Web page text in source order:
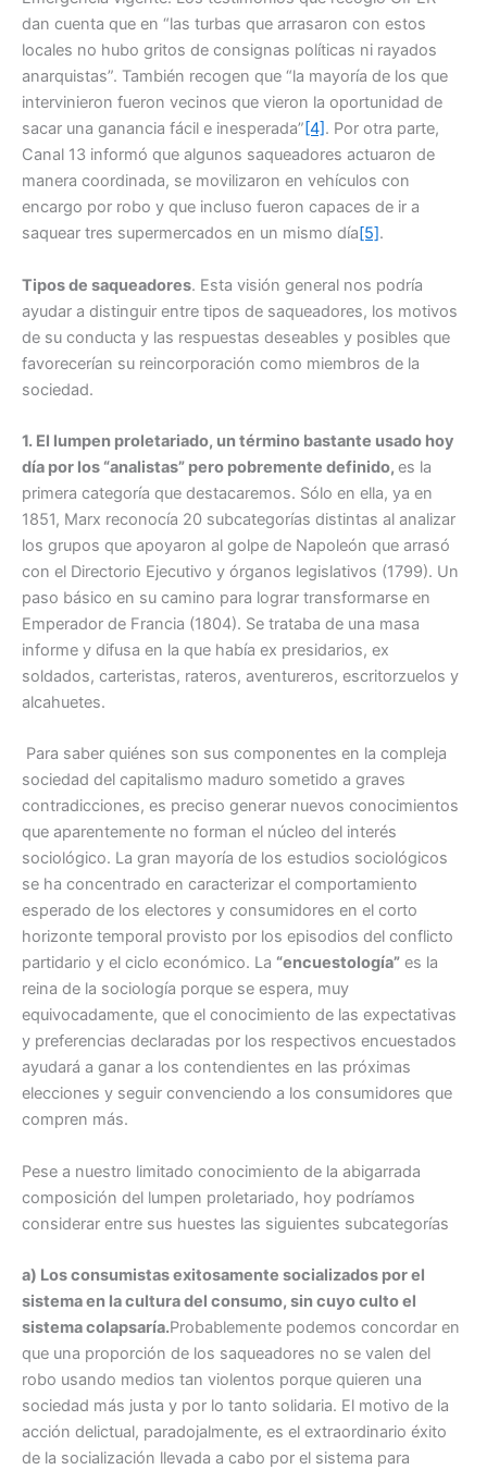
dan cuenta que en “las turbas que arrasaron con estos
locales no hubo gritos de consignas políticas ni rayados
anarquistas”. También recogen que “la mayoría de los que
intervinieron fueron vecinos que vieron la oportunidad de
sacar una ganancia fácil e inesperada” [4] . Por otra parte,
Canal 13 informó que algunos saqueadores actuaron de
manera coordinada, se movilizaron en vehículos con
encargo por robo y que incluso fueron capaces de ir a
saquear tres supermercados en un mismo día[5].
Tipos de saqueadores. Esta visión general nos podría
ayudar a distinguir entre tipos de saqueadores, los motivos
de su conducta y las respuestas deseables y posibles que
favorecerían su reincorporación como miembros de la
sociedad.
1. El lumpen proletariado, un término bastante usado hoy
día por los “analistas” pero pobremente definido, es la
primera categoría que destacaremos. Sólo en ella, ya en
1851, Marx reconocía 20 subcategorías distintas al analizar
los grupos que apoyaron al golpe de Napoleón que arrasó
con el Directorio Ejecutivo y órganos legislativos (1799). Un
paso básico en su camino para lograr transformarse en
Emperador de Francia (1804). Se trataba de una masa
informe y difusa en la que había ex presidarios, ex
soldados, carteristas, rateros, aventureros, escritorzuelos y
alcahuetes.
Para saber quiénes son sus componentes en la compleja
sociedad del capitalismo maduro sometido a graves
contradicciones, es preciso generar nuevos conocimientos
que aparentemente no forman el núcleo del interés
sociológico. La gran mayoría de los estudios sociológicos
se ha concentrado en caracterizar el comportamiento
esperado de los electores y consumidores en el corto
horizonte temporal provisto por los episodios del conflicto
partidario y el ciclo económico. La “encuestología” es la
reina de la sociología porque se espera, muy
equivocadamente, que el conocimiento de las expectativas
y preferencias declaradas por los respectivos encuestados
ayudará a ganar a los contendientes en las próximas
elecciones y seguir convenciendo a los consumidores que
compren más.
Pese a nuestro limitado conocimiento de la abigarrada
composición del lumpen proletariado, hoy podríamos
considerar entre sus huestes las siguientes subcategorías
a) Los consumistas exitosamente socializados por el
sistema en la cultura del consumo, sin cuyo culto el
sistema colapsaría.Probablemente podemos concordar en
que una proporción de los saqueadores no se valen del
robo usando medios tan violentos porque quieren una
sociedad más justa y por lo tanto solidaria. El motivo de la
acción delictual, paradojalmente, es el extraordinario éxito
de la socialización llevada a cabo por el sistema para